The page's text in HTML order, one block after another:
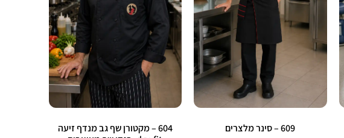
609 – סינר מלצרים
604 – מקטורן שף גב מנדף זיעה